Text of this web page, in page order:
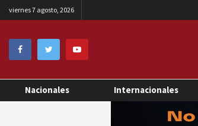
viernes 7 agosto, 2026
Nacionales Internacionales